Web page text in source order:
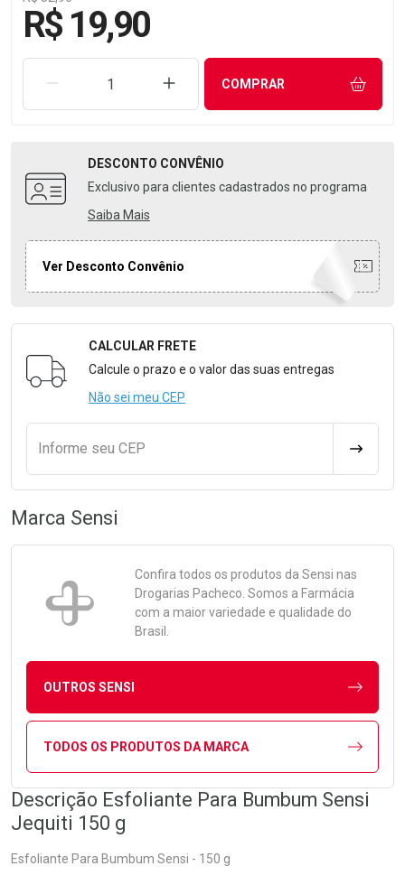
R$ 19,90
REMOVER UMA UNIDADEAUMENTAR UMA UNIDADE
COMPRAR
DESCONTO CONVÊNIO
Exclusivo para clientes cadastrados no programa
Saiba Mais
Ver Desconto Convênio
Formulário para Calcular o Frete
CALCULAR FRETE
Calcule o prazo e o valor das suas entregas
Não sei meu CEP
Informe seu CEP
Marca Sensi
Confira todos os produtos da Sensi nas
Drogarias Pacheco. Somos a Farmácia
com a maior variedade e qualidade do
Brasil.
OUTROS SENSI
TODOS OS PRODUTOS DA MARCA
Descrição Esfoliante Para Bumbum Sensi
Jequiti 150 g
Esfoliante Para Bumbum Sensi - 150 g